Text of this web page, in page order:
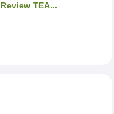
TEA...